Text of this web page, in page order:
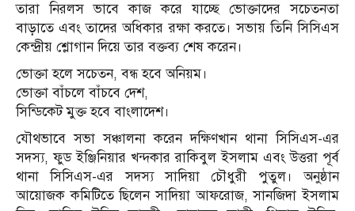
তারা নিরলস ভাবে কাজ করে যাচ্ছে ভোক্তাদের সচেতনতা
বাড়াতে এবং তাদের অধিকার রক্ষা করতে। সভায় তিনি সিসিএস
কেন্দ্রীয় শ্লোগান দিয়ে তার বক্তব্য শেষ করেন।
ভোক্তা হলে সচেতন, বন্ধ হবে অনিয়ম।
ভোক্তা বাঁচলে বাঁচবে দেশ,
সিন্ডিকেট মুক্ত হবে বাংলাদেশ।
যৌথভাবে সভা সঞ্চালনা করেন দক্ষিণখান থানা সিসিএস-এর
সদস্য, ফুড ইঞ্জিনিয়ার খন্দকার রাকিবুল ইসলাম এবং উত্তরা পূর্ব
থানা সিসিএস-এর সদস্য সাদিয়া চৌধুরী পুতুল। অনুষ্ঠান
আয়োজক কমিটিতে ছিলেন সাদিয়া আফরোজ, সানজিদা ইসলাম